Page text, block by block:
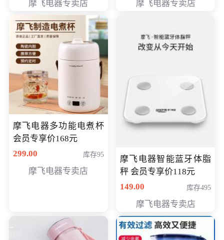
摩飞电器专卖店 摩飞电器专卖店
摩飞电器多功能电煮杯
会员专享价168元
299.00
库存95
摩飞电器专卖店
摩飞电器智能蓝牙体脂
秤 会员专享价118元
149.00
库存495
摩飞电器专卖店